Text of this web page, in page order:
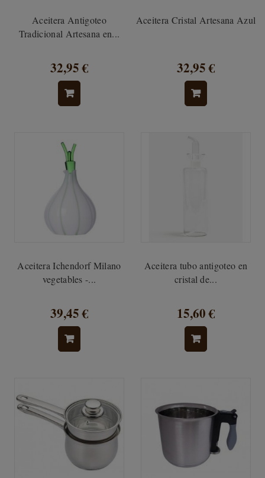
Aceitera Antigoteo
Tradicional Artesana en...
32,95 €
Aceitera Cristal Artesana Azul
32,95 €
Aceitera Ichendorf Milano
vegetables -...
39,45 €
Aceitera tubo antigoteo en
cristal de...
15,60 €